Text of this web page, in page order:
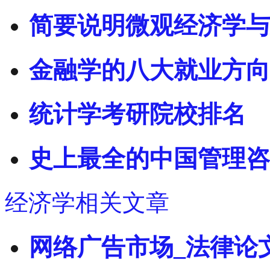
简要说明微观经济学
金融学的八大就业方
统计学考研院校排名
史上最全的中国管理
经济学相关文章
网络广告市场_法律论